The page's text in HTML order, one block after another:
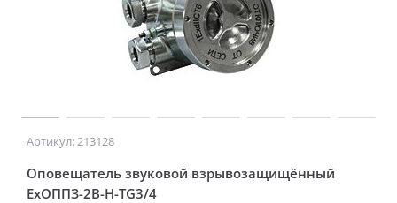
Артикул: 213128
Оповещатель звуковой взрывозащищённый
ExОППЗ-2В-Н-ТG3/4